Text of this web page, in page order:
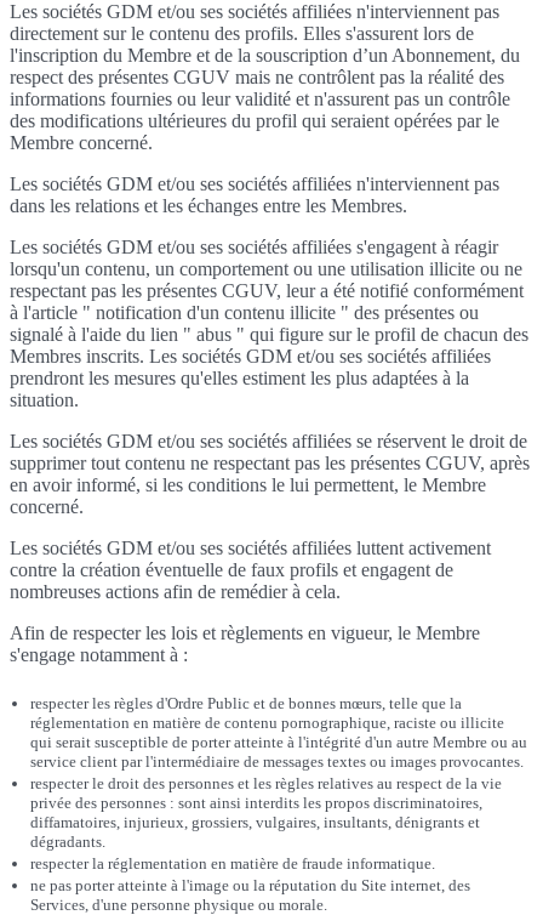
Les sociétés GDM et/ou ses sociétés affiliées n'interviennent pas
directement sur le contenu des profils. Elles s'assurent lors de
l'inscription du Membre et de la souscription d’un Abonnement, du
respect des présentes CGUV mais ne contrôlent pas la réalité des
informations fournies ou leur validité et n'assurent pas un contrôle
des modifications ultérieures du profil qui seraient opérées par le
Membre concerné.
Les sociétés GDM et/ou ses sociétés affiliées n'interviennent pas
dans les relations et les échanges entre les Membres.
Les sociétés GDM et/ou ses sociétés affiliées s'engagent à réagir
lorsqu'un contenu, un comportement ou une utilisation illicite ou ne
respectant pas les présentes CGUV, leur a été notifié conformément
à l'article " notification d'un contenu illicite " des présentes ou
signalé à l'aide du lien " abus " qui figure sur le profil de chacun des
Membres inscrits. Les sociétés GDM et/ou ses sociétés affiliées
prendront les mesures qu'elles estiment les plus adaptées à la
situation.
Les sociétés GDM et/ou ses sociétés affiliées se réservent le droit de
supprimer tout contenu ne respectant pas les présentes CGUV, après
en avoir informé, si les conditions le lui permettent, le Membre
concerné.
Les sociétés GDM et/ou ses sociétés affiliées luttent activement
contre la création éventuelle de faux profils et engagent de
nombreuses actions afin de remédier à cela.
Afin de respecter les lois et règlements en vigueur, le Membre
s'engage notamment à :
respecter les règles d'Ordre Public et de bonnes mœurs, telle que la
réglementation en matière de contenu pornographique, raciste ou illicite
qui serait susceptible de porter atteinte à l'intégrité d'un autre Membre ou au
service client par l'intermédiaire de messages textes ou images provocantes.
respecter le droit des personnes et les règles relatives au respect de la vie
privée des personnes : sont ainsi interdits les propos discriminatoires,
diffamatoires, injurieux, grossiers, vulgaires, insultants, dénigrants et
dégradants.
respecter la réglementation en matière de fraude informatique.
ne pas porter atteinte à l'image ou la réputation du Site internet, des
Services, d'une personne physique ou morale.